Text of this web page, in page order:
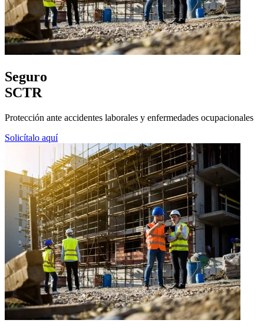
Seguro
SCTR
Protección ante accidentes laborales y enfermedades ocupacionales
Solicítalo aquí